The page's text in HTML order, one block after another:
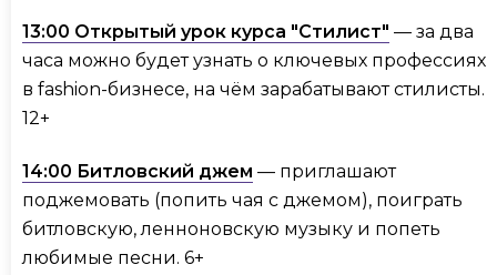
13:00 Открытый урок курса "Стилист" — за два
часа можно будет узнать о ключевых профессиях
в fashion-бизнесе, на чём зарабатывают стилисты.
12+
14:00 Битловский джем — приглашают
поджемовать (попить чая с джемом), поиграть
битловскую, ленноновскую музыку и попеть
любимые песни. 6+